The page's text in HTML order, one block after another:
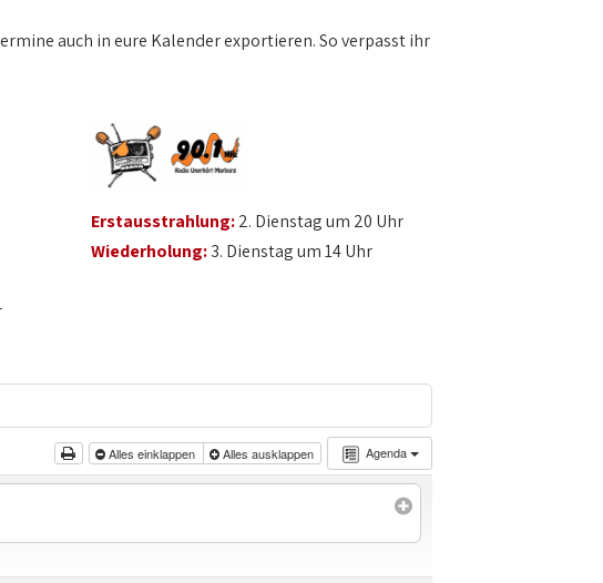
auch in eure Kalender exportieren. So verpasst ihr
Erstausstrahlung:2. Dienstag um 20 Uhr
Wiederholung:3. Dienstag um 14 Uhr
Agenda
Alles einklappen Alles ausklappen